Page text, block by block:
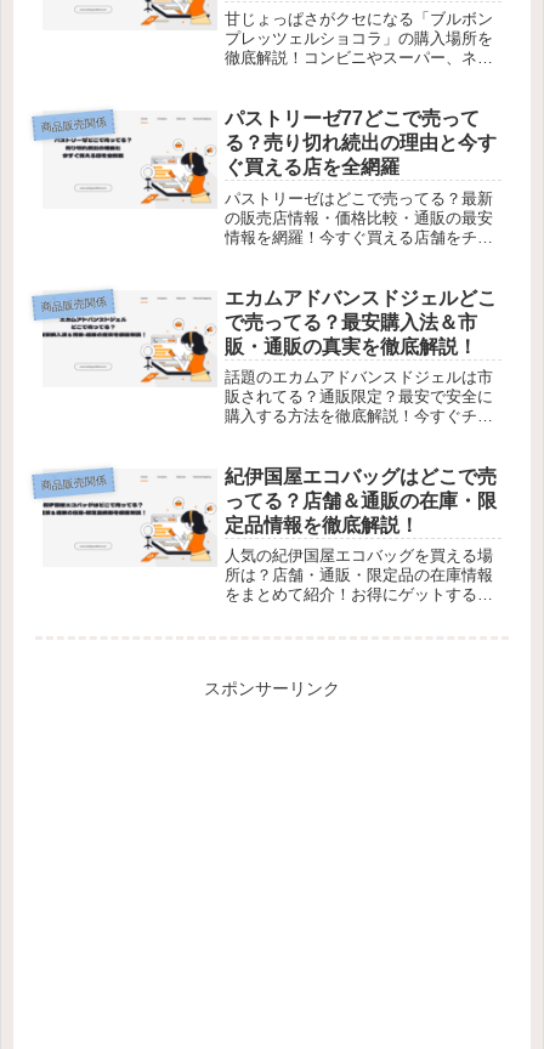
調査！
甘じょっぱさがクセになる「ブルボン
プレッツェルショコラ」の購入場所を
徹底解説！コンビニやスーパー、ネッ
商品販売関係
パストリーゼ77どこで売って
る？売り切れ続出の理由と今す
ぐ買える店を全網羅
パストリーゼはどこで売ってる？最新
の販売店情報・価格比較・通販の最安
情報を網羅！今すぐ買える店舗をチェ
商品販売関係
エカムアドバンスドジェルどこ
で売ってる？最安購入法＆市
販・通販の真実を徹底解説！
話題のエカムアドバンスドジェルは市
販されてる？通販限定？最安で安全に
購入する方法を徹底解説！今すぐチェ
商品販売関係
紀伊国屋エコバッグはどこで売
ってる？店舗＆通販の在庫・限
定品情報を徹底解説！
人気の紀伊国屋エコバッグを買える場
所は？店舗・通販・限定品の在庫情報
をまとめて紹介！お得にゲットするコ
スポンサーリンク